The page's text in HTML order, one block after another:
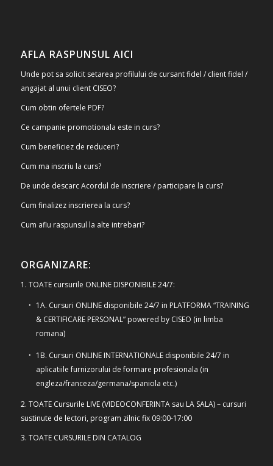
AFLA RASPUNSUL AICI
Unde pot sa solicit setarea profilului de cursant fidel / client fidel /
angajat al unui client CISEO?
Cum obtin ofertele PDF?
Ce campanie promotionala este in curs?
Cum beneficiez de reduceri?
Cum ma inscriu la curs?
De unde descarc Acordul de inscriere / participare la curs?
Cum finalizez inscrierea la curs?
Cum aflu raspunsul la alte intrebari?
ORGANIZARE:
1. TOATE cursurile ONLINE DISPONIBILE 24/7:
1A. Cursuri ONLINE disponibile 24/7 in PLATFORMA “TRAINING
& CERTIFICARE PERSONAL” powered by CISEO (in limba
romana)
1B. Cursuri ONLINE INTERNATIONALE disponibile 24/7 in
aplicatiile furnizorului de formare profesionala (in
engleza/franceza/germana/spaniola etc.)
2. TOATE Cursurile LIVE (VIDEOCONFERINTA sau LA SALA) – cursuri
sustinute de lectori, program zilnic fix 09:00-17:00
3. TOATE CURSURILE DIN CATALOG